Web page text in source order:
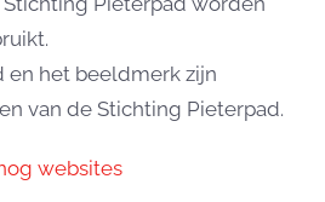
en het beeldmerk zijn
van de Stichting Pieterpad.
websites